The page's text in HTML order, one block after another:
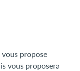
propose
vous proposera